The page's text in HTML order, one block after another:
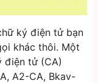
ký điện tử bạn
khác thôi. Một
điện tử (CA)
A2-CA, Bkav-